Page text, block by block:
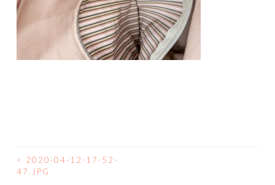
BEITRAGSNAVIGATION
<
2020-04-12-17-52-
47.JPG